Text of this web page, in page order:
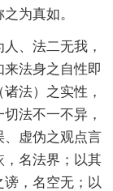
为真如。
、法二无我，
法身之自性即
法）之实性，
法不一不异，
、虚伪之观点言
，名法界；以其
，名空无；以